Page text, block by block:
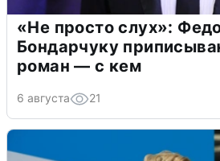
«Не просто слух»:
Бондарчуку
роман — с кем
6 августа 21